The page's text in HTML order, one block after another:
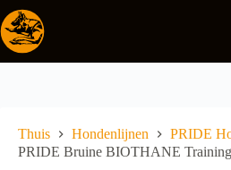
naar
de
inhoud
Thuis Hondenlijnen
PRIDE
PRIDE Bruine BIOTHANE